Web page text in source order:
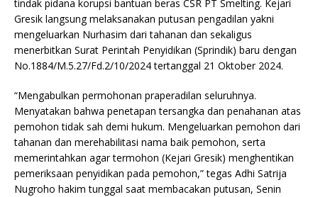
tindak pidana korupsi bantuan beras CSR PT Smelting. Kejari
Gresik langsung melaksanakan putusan pengadilan yakni
mengeluarkan Nurhasim dari tahanan dan sekaligus
menerbitkan Surat Perintah Penyidikan (Sprindik) baru dengan
No.1884/M.5.27/Fd.2/10/2024 tertanggal 21 Oktober 2024.
“Mengabulkan permohonan praperadilan seluruhnya.
Menyatakan bahwa penetapan tersangka dan penahanan atas
pemohon tidak sah demi hukum. Mengeluarkan pemohon dari
tahanan dan merehabilitasi nama baik pemohon, serta
memerintahkan agar termohon (Kejari Gresik) menghentikan
pemeriksaan penyidikan pada pemohon,” tegas Adhi Satrija
Nugroho hakim tunggal saat membacakan putusan, Senin